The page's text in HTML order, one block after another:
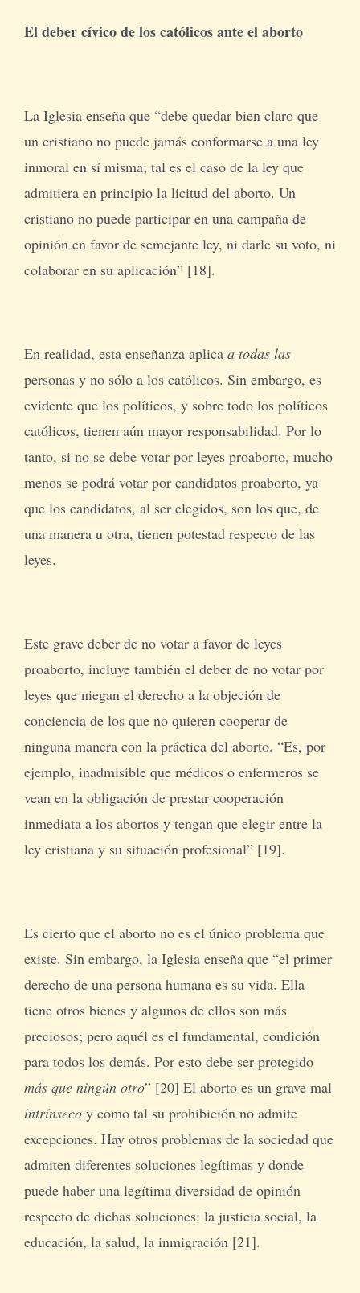
El deber cívico de los católicos ante el aborto
La Iglesia enseña que “debe quedar bien claro que
un cristiano no puede jamás conformarse a una ley
inmoral en sí misma; tal es el caso de la ley que
admitiera en principio la licitud del aborto. Un
cristiano no puede participar en una campaña de
opinión en favor de semejante ley, ni darle su voto, ni
colaborar en su aplicación” [18].
En realidad, esta enseñanza aplica a todas las
personas y no sólo a los católicos. Sin embargo, es
evidente que los políticos, y sobre todo los políticos
católicos, tienen aún mayor responsabilidad. Por lo
tanto, si no se debe votar por leyes proaborto, mucho
menos se podrá votar por candidatos proaborto, ya
que los candidatos, al ser elegidos, son los que, de
una manera u otra, tienen potestad respecto de las
leyes.
Este grave deber de no votar a favor de leyes
proaborto, incluye también el deber de no votar por
leyes que niegan el derecho a la objeción de
conciencia de los que no quieren cooperar de
ninguna manera con la práctica del aborto. “Es, por
ejemplo, inadmisible que médicos o enfermeros se
vean en la obligación de prestar cooperación
inmediata a los abortos y tengan que elegir entre la
ley cristiana y su situación profesional” [19].
Es cierto que el aborto no es el único problema que
existe. Sin embargo, la Iglesia enseña que “el primer
derecho de una persona humana es su vida. Ella
tiene otros bienes y algunos de ellos son más
preciosos; pero aquél es el fundamental, condición
para todos los demás. Por esto debe ser protegido
más que ningún otro” [20] El aborto es un grave mal
intrínseco y como tal su prohibición no admite
excepciones. Hay otros problemas de la sociedad que
admiten diferentes soluciones legítimas y donde
puede haber una legítima diversidad de opinión
respecto de dichas soluciones: la justicia social, la
educación, la salud, la inmigración [21].